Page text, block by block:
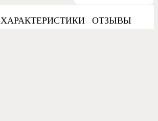
ХАРАКТЕРИСТИКИ ОТЗЫВЫ